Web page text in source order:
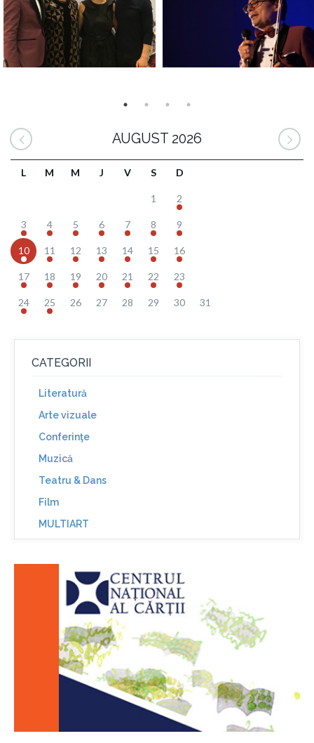
AUGUST 2026
L M M J V S D
1 2
3 4 5 6 7 8 9
10 11 12 13 14 15 16
17 18 19 20 21 22 23
24 25 26 27 28 29 30 31
CATEGORII
Literatură
Arte vizuale
Conferinţe
Muzică
Teatru & Dans
Film
MULTIART